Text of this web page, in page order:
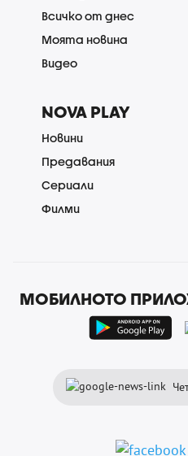
Всичко от днес
Моята новина
Видео
NOVA PLAY
Новини
Предавания
Сериали
Филми
МОБИЛНОТО